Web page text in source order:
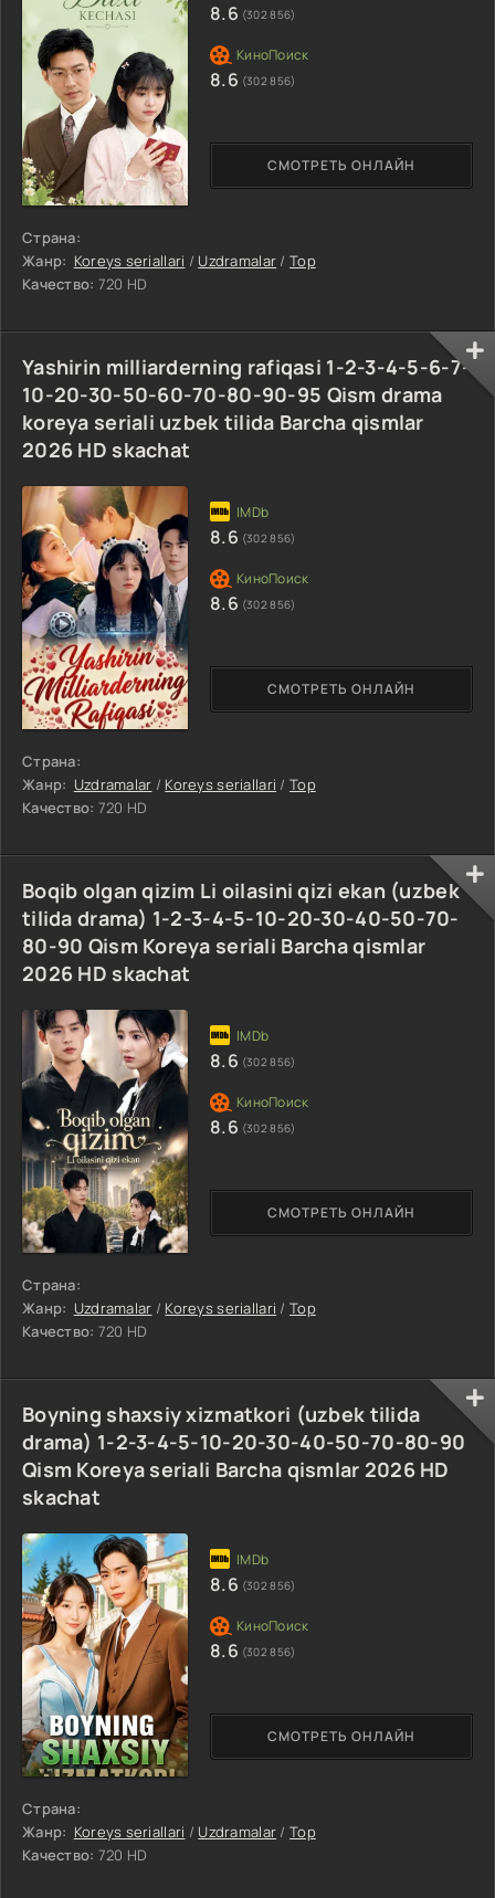
Страна:
Жанр: Koreys seriallari / Uzdramalar / Top
Качество: 720 HD
СМОТРЕТЬ ОНЛАЙН
8.6 (302 856)
8.6 (302 856)
Yashirin milliarderning rafiqasi 1-2-3-4-5-6-7-
10-20-30-50-60-70-80-90-95 Qism drama
koreya seriali uzbek tilida Barcha qismlar
2026 HD skachat
Страна:
Жанр: Uzdramalar / Koreys seriallari / Top
Качество: 720 HD
СМОТРЕТЬ ОНЛАЙН
8.6 (302 856)
8.6 (302 856)
Boqib olgan qizim Li oilasini qizi ekan (uzbek
tilida drama) 1-2-3-4-5-10-20-30-40-50-70-
80-90 Qism Koreya seriali Barcha qismlar
2026 HD skachat
Страна:
Жанр: Uzdramalar / Koreys seriallari / Top
Качество: 720 HD
СМОТРЕТЬ ОНЛАЙН
8.6 (302 856)
8.6 (302 856)
Boyning shaxsiy xizmatkori (uzbek tilida
drama) 1-2-3-4-5-10-20-30-40-50-70-80-90
Qism Koreya seriali Barcha qismlar 2026 HD
skachat
Страна:
Жанр: Koreys seriallari / Uzdramalar / Top
Качество: 720 HD
СМОТРЕТЬ ОНЛАЙН
8.6 (302 856)
8.6 (302 856)